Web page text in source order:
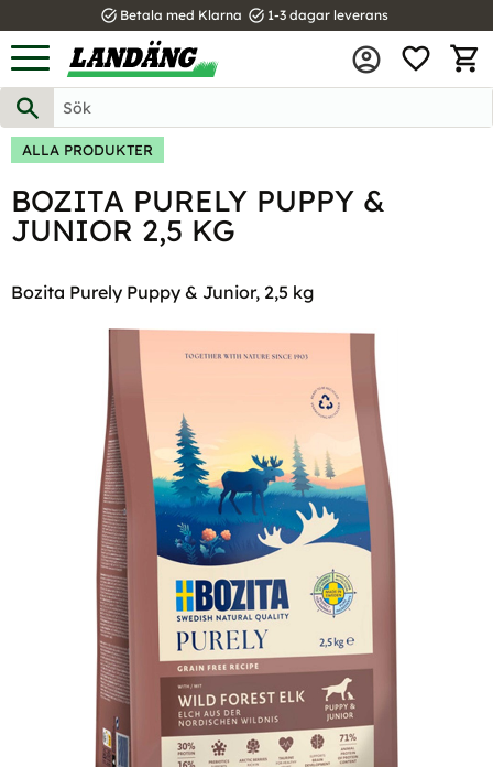
Meny
task_alt Betala med Klarna task_alt 1-3 dagar leverans
ALLA PRODUKTER
BOZITA PURELY PUPPY &
JUNIOR 2,5 KG
Bozita Purely Puppy & Junior, 2,5 kg